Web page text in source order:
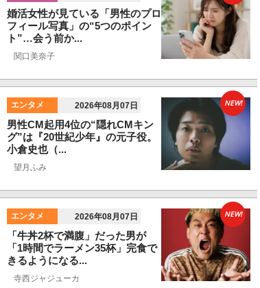
婚活女性が見ている「男性のプロ
フィール写真」の“5つのポイン
ト”…会う前か...
関口美奈子
エンタメ 2026年08月07日
男性CM起用4位の“隠れCMキン
グ”は『20世紀少年』の元子役。
小倉史也（...
望月ふみ
NEW!
エンタメ 2026年08月07日
「牛丼2杯で満腹」だった男が
「1時間でラーメン35杯」完食で
きるようになる...
寺西ジャジューカ
NEW!